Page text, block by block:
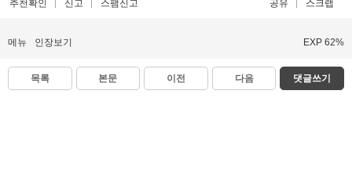
추천확인 신고 스팸신고 공유 스크랩
메뉴 인장보기 EXP 62%
목록 본문 이전 다음 댓글쓰기